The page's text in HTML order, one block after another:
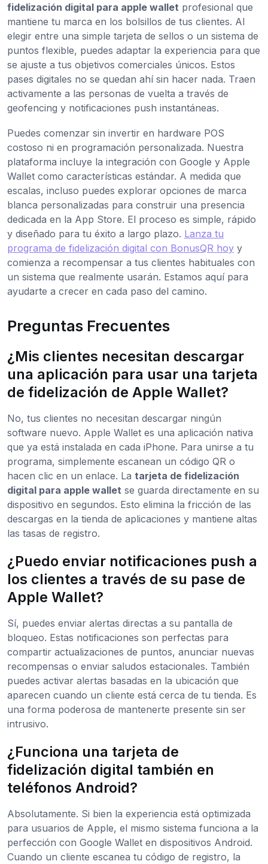
fidelización digital para apple wallet profesional que
mantiene tu marca en los bolsillos de tus clientes. Al
elegir entre una simple tarjeta de sellos o un sistema de
puntos flexible, puedes adaptar la experiencia para que
se ajuste a tus objetivos comerciales únicos. Estos
pases digitales no se quedan ahí sin hacer nada. Traen
activamente a las personas de vuelta a través de
geofencing y notificaciones push instantáneas.
Puedes comenzar sin invertir en hardware POS
costoso ni en programación personalizada. Nuestra
plataforma incluye la integración con Google y Apple
Wallet como características estándar. A medida que
escalas, incluso puedes explorar opciones de marca
blanca personalizadas para construir una presencia
dedicada en la App Store. El proceso es simple, rápido
y diseñado para tu éxito a largo plazo. Lanza tu
programa de fidelización digital con BonusQR hoy y
comienza a recompensar a tus clientes habituales con
un sistema que realmente usarán. Estamos aquí para
ayudarte a crecer en cada paso del camino.
Preguntas Frecuentes
¿Mis clientes necesitan descargar
una aplicación para usar una tarjeta
de fidelización de Apple Wallet?
No, tus clientes no necesitan descargar ningún
software nuevo. Apple Wallet es una aplicación nativa
que ya está instalada en cada iPhone. Para unirse a tu
programa, simplemente escanean un código QR o
hacen clic en un enlace. La tarjeta de fidelización
digital para apple wallet se guarda directamente en su
dispositivo en segundos. Esto elimina la fricción de las
descargas en la tienda de aplicaciones y mantiene altas
las tasas de registro.
¿Puedo enviar notificaciones push a
los clientes a través de su pase de
Apple Wallet?
Sí, puedes enviar alertas directas a su pantalla de
bloqueo. Estas notificaciones son perfectas para
compartir actualizaciones de puntos, anunciar nuevas
recompensas o enviar saludos estacionales. También
puedes activar alertas basadas en la ubicación que
aparecen cuando un cliente está cerca de tu tienda. Es
una forma poderosa de mantenerte presente sin ser
intrusivo.
¿Funciona una tarjeta de
fidelización digital también en
teléfonos Android?
Absolutamente. Si bien la experiencia está optimizada
para usuarios de Apple, el mismo sistema funciona a la
perfección con Google Wallet en dispositivos Android.
Cuando un cliente escanea tu código de registro, la